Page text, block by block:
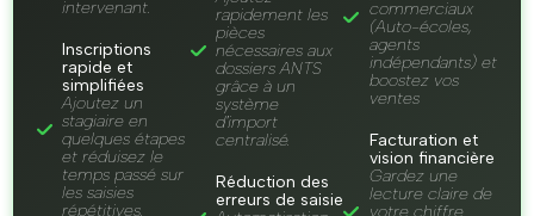
intervenant.
Inscriptions
rapide et
simplifiées
Ajoutez un
stagiaire en
quelques étapes
et réduisez le
temps passé sur
les saisies
répétitives.
rapidement les
pièces
nécessaires aux
dossiers ANTS
grâce à un
système
d'import
centralisé.
Réduction des
erreurs de saisie
commerciaux
(Auto-écoles,
agents
indépendants) et
boostez vos
ventes
Facturation et
vision financière
Gardez une
lecture claire de
votre chiffre